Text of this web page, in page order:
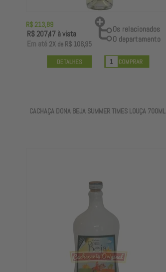
R$ 213,89
R$ 207,47à vista
Em até 2Xde R$ 106,95
CACHAÇA DONA BEJA SUMMER TIMES LOUÇA 700ML